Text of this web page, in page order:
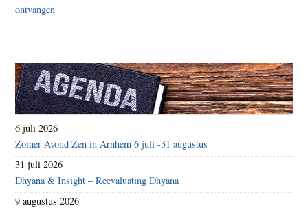
6 juli 2026
Zomer Avond Zen in Arnhem 6 juli -31 augustus
31 juli 2026
Dhyana & Insight – Reevaluating Dhyana
9 augustus 2026